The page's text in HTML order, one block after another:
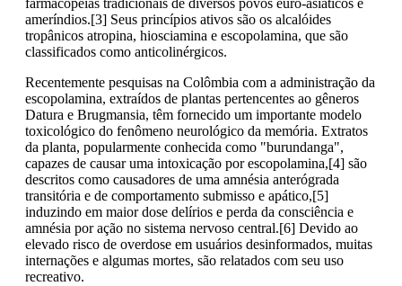
farmacopéias tradicionais de diversos povos euro-asiáticos e
ameríndios.[3] Seus princípios ativos são os alcalóides
tropânicos atropina, hiosciamina e escopolamina, que são
classificados como anticolinérgicos.
Recentemente pesquisas na Colômbia com a administração da
escopolamina, extraídos de plantas pertencentes ao gêneros
Datura e Brugmansia, têm fornecido um importante modelo
toxicológico do fenômeno neurológico da memória. Extratos
da planta, popularmente conhecida como "burundanga",
capazes de causar uma intoxicação por escopolamina,[4] são
descritos como causadores de uma amnésia anterógrada
transitória e de comportamento submisso e apático,[5]
induzindo em maior dose delírios e perda da consciência e
amnésia por ação no sistema nervoso central.[6] Devido ao
elevado risco de overdose em usuários desinformados, muitas
internações e algumas mortes, são relatados com seu uso
recreativo.